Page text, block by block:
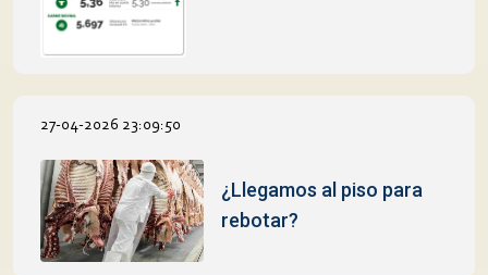
27-04-2026 23:09:50
¿Llegamos al piso para
rebotar?